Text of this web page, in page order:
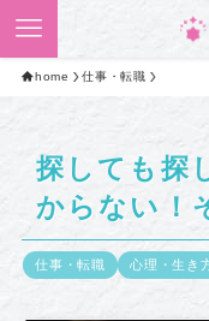
home 仕事・転職
探しても探
からない！
仕事・転職 心理・生き